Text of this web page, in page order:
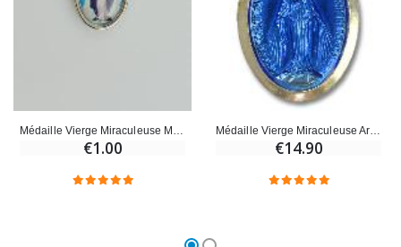
€1.00
Médaille Vierge Miraculeuse Argentée - 25mm
€14.90